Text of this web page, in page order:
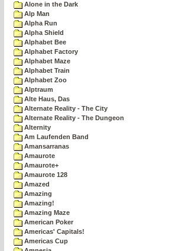
Alone in the Dark
Alp Man
Alpha Run
Alpha Shield
Alphabet Bee
Alphabet Factory
Alphabet Maze
Alphabet Train
Alphabet Zoo
Alptraum
Alte Haus, Das
Alternate Reality - The City
Alternate Reality - The Dungeon
Alternity
Am Laufenden Band
Amansarranas
Amaurote
Amaurote+
Amaurote 128
Amazed
Amazing
Amazing!
Amazing Maze
American Poker
Americas' Capitals!
Americas Cup